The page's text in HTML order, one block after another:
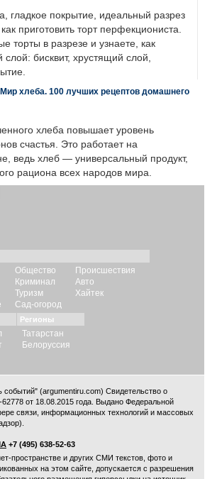
гладкое покрытие, идеальный разрез
приготовить торт перфекциониста.
торты в разрезе и узнаете, как
слой: бисквит, хрустящий слой,
хлеба. 100 лучших рецептов домашнего
хлеба повышает уровень
счастья. Это работает на
ведь хлеб — универсальный продукт,
рациона всех народов мира.
Общество
Криминал
Туризм
Сад-огород
Происшествия
Авто
Хайтек
Регионы
Татарстан
Белоруссия
событий" (argumentiru.com) Свидетельство о
от 18.08.2015 года. Выдано Федеральной
связи, информационных технологий и массовых
+7 (495) 638-52-63
пространстве и других СМИ текстов, фото и
на этом сайте, допускается с разрешения